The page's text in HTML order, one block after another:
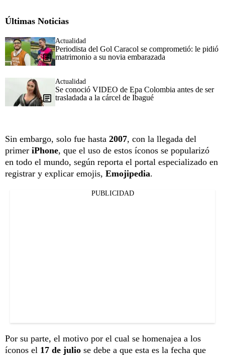
Últimas Noticias
Actualidad
Periodista del Gol Caracol se comprometió: le pidió
matrimonio a su novia embarazada
Actualidad
Se conoció VIDEO de Epa Colombia antes de ser
trasladada a la cárcel de Ibagué
Sin embargo, solo fue hasta 2007, con la llegada del
primer iPhone, que el uso de estos íconos se popularizó
en todo el mundo, según reporta el portal especializado en
registrar y explicar emojis, Emojipedia.
PUBLICIDAD
Por su parte, el motivo por el cual se homenajea a los
íconos el 17 de julio se debe a que esta es la fecha que